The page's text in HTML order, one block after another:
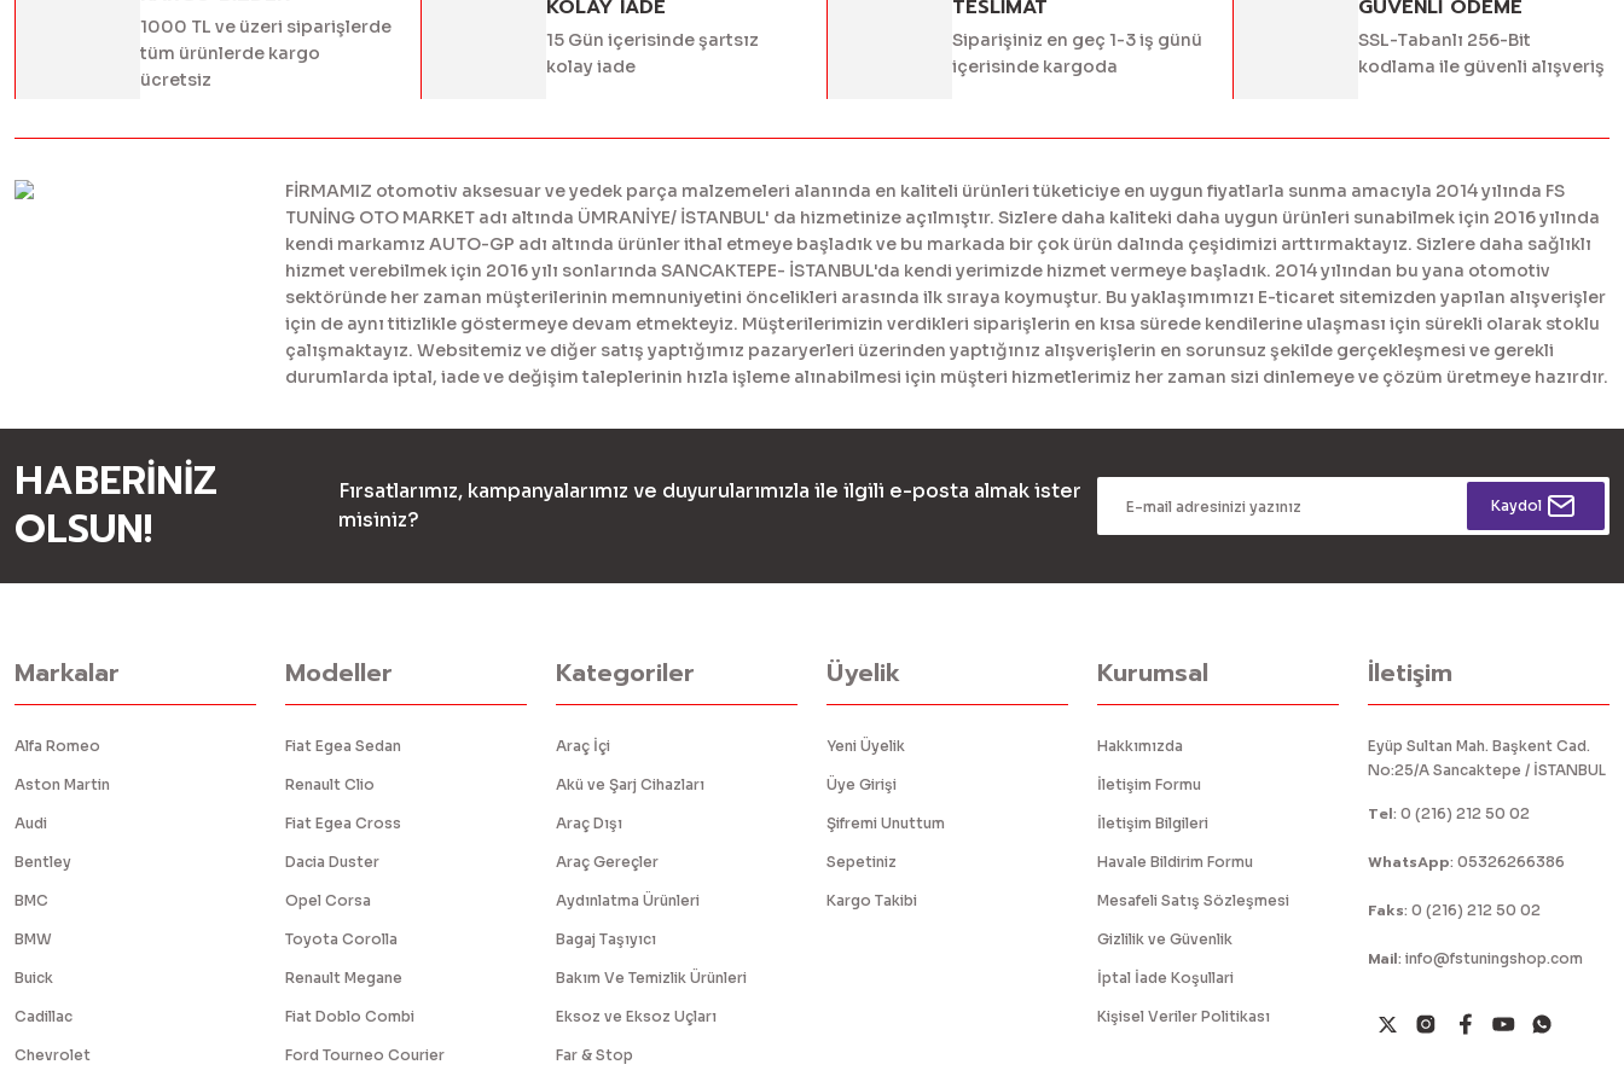
1000 TL ve üzeri siparişlerde
tüm ürünlerde kargo
ücretsiz
KOLAY IADE
15 Gün içerisinde şartsız
kolay iade
TESLİMAT
Siparişiniz en geç 1-3 iş günü
içerisinde kargoda
GÜVENLİ ÖDEME
SSL-Tabanlı 256-Bit
kodlama ile güvenli alışveriş
FİRMAMIZ otomotiv aksesuar ve yedek parça malzemeleri alanında en kaliteli ürünleri tüketiciye en uygun fiyatlarla sunma amacıyla 2014 yılında FS
TUNİNG OTO MARKET adı altında ÜMRANİYE/ İSTANBUL' da hizmetinize açılmıştır. Sizlere daha kaliteki daha uygun ürünleri sunabilmek için 2016 yılında
kendi markamız AUTO-GP adı altında ürünler ithal etmeye başladık ve bu markada bir çok ürün dalında çeşidimizi arttırmaktayız. Sizlere daha sağlıklı
hizmet verebilmek için 2016 yılı sonlarında SANCAKTEPE- İSTANBUL'da kendi yerimizde hizmet vermeye başladık. 2014 yılından bu yana otomotiv
sektöründe her zaman müşterilerinin memnuniyetini öncelikleri arasında ilk sıraya koymuştur. Bu yaklaşımımızı E-ticaret sitemizden yapılan alışverişler
için de aynı titizlikle göstermeye devam etmekteyiz. Müşterilerimizin verdikleri siparişlerin en kısa sürede kendilerine ulaşması için sürekli olarak stoklu
çalışmaktayız. Websitemiz ve diğer satış yaptığımız pazaryerleri üzerinden yaptığınız alışverişlerin en sorunsuz şekilde gerçekleşmesi ve gerekli
durumlarda iptal, iade ve değişim taleplerinin hızla işleme alınabilmesi için müşteri hizmetlerimiz her zaman sizi dinlemeye ve çözüm üretmeye hazırdır.
HABERİNİZ
OLSUN!
Fırsatlarımız, kampanyalarımız ve duyurularımızla ile ilgili e-posta almak ister
misiniz?
Kaydol
Markalar
Alfa Romeo
Aston Martin
Audi
Bentley
BMC
BMW
Buick
Cadillac
Chevrolet
Modeller
Fiat Egea Sedan
Renault Clio
Fiat Egea Cross
Dacia Duster
Opel Corsa
Toyota Corolla
Renault Megane
Fiat Doblo Combi
Ford Tourneo Courier
Kategoriler
Araç İçi
Akü ve Şarj Cihazları
Araç Dışı
Araç Gereçler
Aydınlatma Ürünleri
Bagaj Taşıyıcı
Bakım Ve Temizlik Ürünleri
Eksoz ve Eksoz Uçları
Far & Stop
Üyelik
Yeni Üyelik
Üye Girişi
Şifremi Unuttum
Sepetiniz
Kargo Takibi
Kurumsal
Hakkımızda
İletişim Formu
İletişim Bilgileri
Havale Bildirim Formu
Mesafeli Satış Sözleşmesi
Gizlilik ve Güvenlik
İptal İade Koşullari
Kişisel Veriler Politikası
İletişim
Eyüp Sultan Mah. Başkent Cad.
No:25/A Sancaktepe / İSTANBUL
Tel: 0 (216) 212 50 02
WhatsApp: 05326266386
Faks: 0 (216) 212 50 02
Mail: info@fstuningshop.com